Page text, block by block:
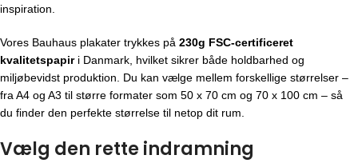
inspiration.
Vores Bauhaus plakater trykkes på 230g FSC-certificeret
kvalitetspapiri Danmark, hvilket sikrer både holdbarhed og
miljøbevidst produktion. Du kan vælge mellem forskellige størrelser –
fra A4 og A3 til større formater som 50 x 70 cm og 70 x 100 cm – så
du finder den perfekte størrelse til netop dit rum.
Vælg den rette indramning